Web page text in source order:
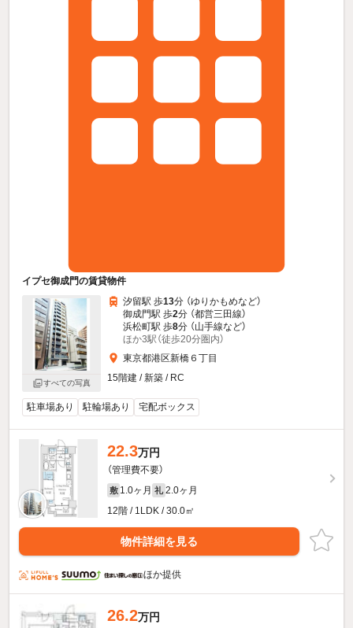
イプセ御成門の賃貸物件
すべての写真
汐留駅 歩13分 （ゆりかもめなど）
御成門駅 歩2分 （都営三田線）
浜松町駅 歩8分 （山手線など）
ほか3駅（徒歩20分圏内）
東京都港区新橋６丁目
15階建 / 新築 / RC
駐車場あり 駐輪場あり 宅配ボックス
22.3万円
（管理費不要）
敷 1.0ヶ月 礼 2.0ヶ月
12階 / 1LDK / 30.0㎡
物件詳細を見る
ほか提供
26.2万円